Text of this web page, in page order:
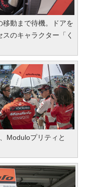
移動まで待機。ドアを
のキャラクター「く
Moduloプリティと